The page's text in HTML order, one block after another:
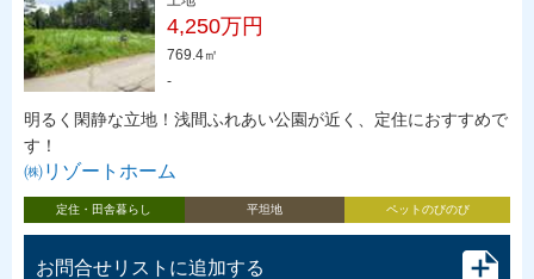
4,250万円
769.4㎡
-
明るく閑静な立地！浅間ふれあい公園が近く、定住におすすめで
す！
㈱リゾートホーム
定住・田舎暮らし 平坦地 ペットのびのび
お問合せリストに追加する